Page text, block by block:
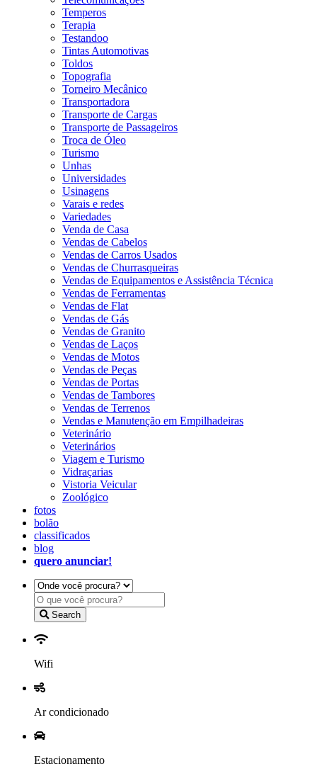
Temperos
Terapia
Testandoo
Tintas Automotivas
Toldos
Topografia
Torneiro Mecânico
Transportadora
Transporte de Cargas
Transporte de Passageiros
Troca de Óleo
Turismo
Unhas
Universidades
Usinagens
Varais e redes
Variedades
Venda de Casa
Vendas de Cabelos
Vendas de Carros Usados
Vendas de Churrasqueiras
Vendas de Equipamentos e Assistência Técnica
Vendas de Ferramentas
Vendas de Flat
Vendas de Gás
Vendas de Granito
Vendas de Laços
Vendas de Motos
Vendas de Peças
Vendas de Portas
Vendas de Tambores
Vendas de Terrenos
Vendas e Manutenção em Empilhadeiras
Veterinário
Veterinários
Viagem e Turismo
Vidraçarias
Vistoria Veicular
Zoológico
fotos
bolão
classificados
blog
quero anunciar!
Search
Wifi
Ar condicionado
Estacionamento